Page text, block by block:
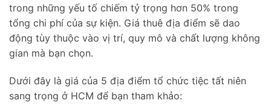
trong những yếu tố chiếm tỷ trọng hơn 50% trong
tổng chi phí của sự kiện. Giá thuê địa điểm sẽ dao
động tùy thuộc vào vị trí, quy mô và chất lượng không
gian mà bạn chọn.
Dưới đây là giá của 5 địa điểm tổ chức tiệc tất niên
sang trọng ở HCM để bạn tham khảo: